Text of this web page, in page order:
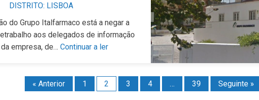
DISTRITO: LISBOA
do Grupo Italfarmaco está a negar a
aos delegados de informação
empresa, de… Continuar a ler
« Anterior 1 2 3 4 … 39 Seguinte »